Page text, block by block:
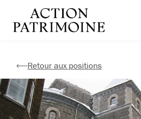
contenu
Retour aux positions